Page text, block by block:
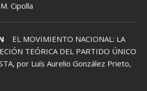
Cipolla
EL MOVIMIENTO NACIONAL: LA
TEÓRICA DEL PARTIDO ÚNICO
por Luís Aurelio González Prieto,